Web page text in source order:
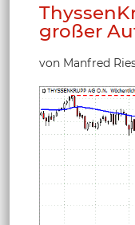
großer
von Manfred